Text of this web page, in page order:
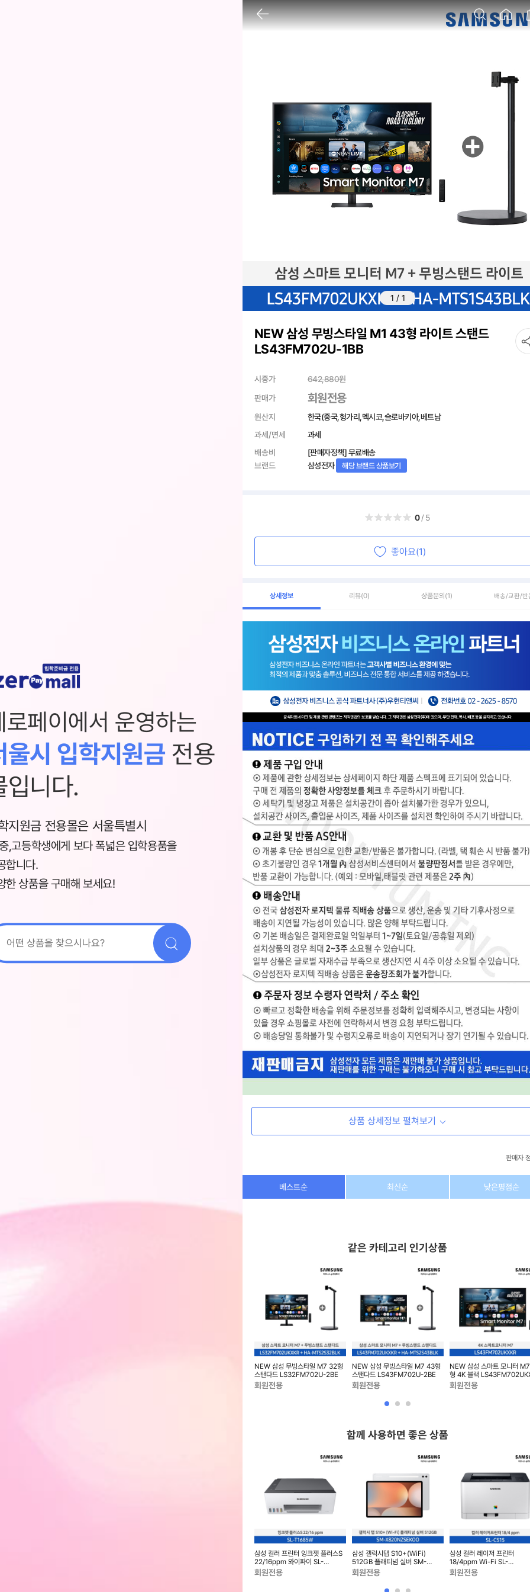
1 / 1
NEW 삼성 무빙스타일 M1 43형 라이트 스탠드
LS43FM702U-1BB
시중가 642,880원
판매가
회원전용
원산지
한국(중국,헝가리,멕시코,슬로바키아,베트남
과세/면세
과세
배송비
[판매자정책] 무료배송
브랜드
삼성전자 해당 브랜드 상품보기
0/5
좋아요(1)
상세정보 리뷰(0) 상품문의 (1) 배송/교환/반
상품 상세정보 펼쳐보기
판매자
상호/대표자
dongeecom@naver.com
소재지 경기도 고양시 덕양구 꽃마을로64, 1235호
베스트순 최신순 낮은평점순
같은 카테고리 인기상품
NEW 삼성 무빙스타일 M7 32형
스탠다드 LS32FM702U-2BE
회원전용
NEW 삼성 무빙스타일 M7 43형
스탠다드 LS43FM702U-2BE
회원전용
NEW 삼성 스마트 모니터
형 4K 블랙
회원전용
함께 사용하면 좋은 상품
삼성 컬러 프린터 잉크젯 플러스S
22/16ppm 와이파이 SL-
T1685W
회원전용
삼성 갤럭시탭 S10+(WiFi)
512GB 플래티넘 실버 SM-
X820NZSEKOO
회원전용
삼성 컬러 레이저 프린터
18/4ppm Wi-Fi SL-
C515W/HYP
회원전용
로페이에서 운영하는
울시 입학지원금 전용
입니다.
지원금 전용몰은 서울특별시
,고등학생에게 보다 폭넓은 입학용품을
합니다.
한 상품을 구매해 보세요!